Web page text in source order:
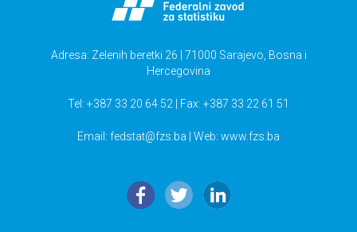
Adresa: Zelenih beretki 26 | 71000 Sarajevo, Bosna i
Hercegovina
Tel: +387 33 20 64 52 | Fax: +387 33 22 61 51
Email: fedstat@fzs.ba | Web: www.fzs.ba